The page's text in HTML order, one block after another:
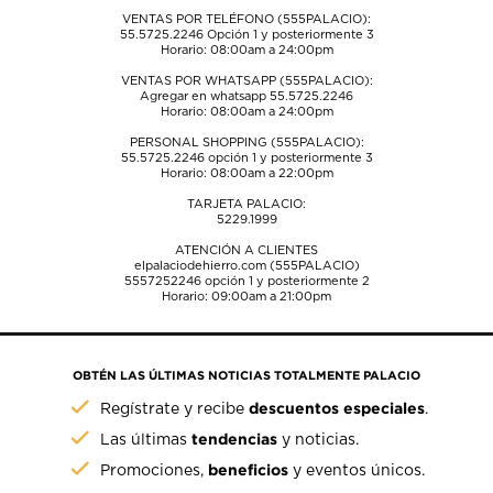
VENTAS POR TELÉFONO (555PALACIO):
55.5725.2246Opción 1 y posteriormente 3
Horario: 08:00am a 24:00pm
VENTAS POR WHATSAPP (555PALACIO):
Agregar en whatsapp 55.5725.2246
Horario: 08:00am a 24:00pm
PERSONAL SHOPPING (555PALACIO):
55.5725.2246opción 1 y posteriormente 3
Horario: 08:00am a 22:00pm
TARJETA PALACIO:
5229.1999
ATENCIÓN A CLIENTES
elpalaciodehierro.com (555PALACIO)
5557252246opción 1 y posteriormente 2
Horario: 09:00am a 21:00pm
OBTÉN LAS ÚLTIMAS NOTICIAS TOTALMENTE PALACIO
Regístrate y recibedescuentos especiales.
Las últimastendencias y noticias.
Promociones, beneficios y eventos únicos.